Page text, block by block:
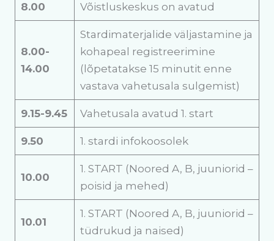
8.00 Võistluskeskus on avatud
8.00-
14.00
Stardimaterjalide väljastamine ja
kohapeal registreerimine
(lõpetatakse 15 minutit enne
vastava vahetusala sulgemist)
9.15-9.45 Vahetusala avatud 1. start
9.50 1. stardi infokoosolek
10.00
1. START (Noored A, B, juuniorid –
poisid ja mehed)
10.01
1. START (Noored A, B, juuniorid –
tüdrukud ja naised)